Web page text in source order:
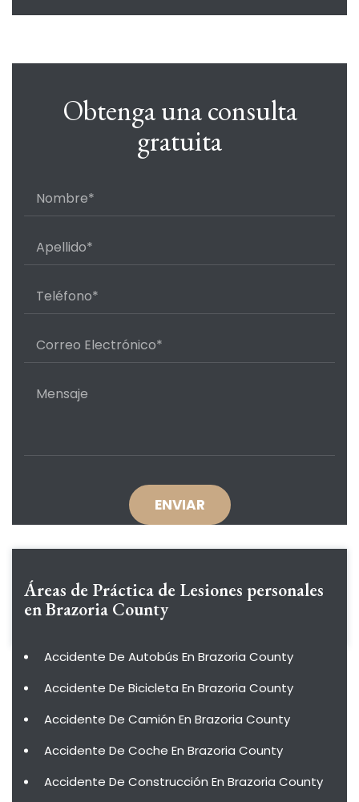
Obtenga una consulta
gratuita
Áreas de Práctica de Lesiones personales
en Brazoria County
Accidente De Autobús En Brazoria County
Accidente De Bicicleta En Brazoria County
Accidente De Camión En Brazoria County
Accidente De Coche En Brazoria County
Accidente De Construcción En Brazoria County